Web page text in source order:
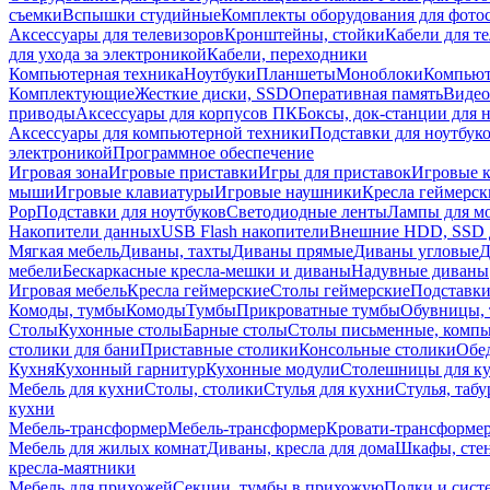
съемкиВспышки студийныеКомплекты оборудования для
Аксессуары для телевизоровКронштейны, стойкиКабели для
для ухода за электроникойКабели, переходники
Компьютерная техникаНоутбукиПланшетыМоноблоки
КомплектующиеЖесткие диски, SSDОперативная память
приводыАксессуары для корпусов ПКБоксы, док-станции для
Аксессуары для компьютерной техникиПодставки для
электроникойПрограммное обеспечение
Игровая зонаИгровые приставкиИгры для приставокИгровые
мышиИгровые клавиатурыИгровые наушникиКресла
PopПодставки для ноутбуковСветодиодные лентыЛампы для
Накопители данныхUSB Flash накопителиВнешние HDD, SSD
Мягкая мебельДиваны, тахтыДиваны прямыеДиваны угловые
мебелиБескаркасные кресла-мешки и диваныНадувные диваны
Игровая мебельКресла геймерскиеСтолы геймерские
Комоды, тумбыКомодыТумбыПрикроватные тумбыОбувницы,
СтолыКухонные столыБарные столыСтолы письменные,
столики для баниПриставные столикиКонсольные столики
КухняКухонный гарнитурКухонные модулиСтолешницы для
Мебель для кухниСтолы, столикиСтулья для кухниСтулья,
кухни
Мебель-трансформерМебель-трансформерКровати-
Мебель для жилых комнатДиваны, кресла для домаШкафы,
кресла-маятники